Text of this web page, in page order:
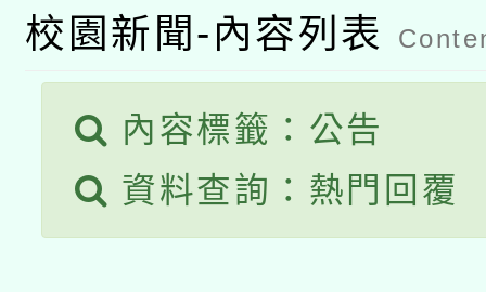
薪期間赴陸應申請許可
轉知經濟部水利署委託
業技術研究院辦理「
用水績優單位及節水達
動」
115年8月22日(星期六
桃園市孔廟祈福系列
開 智慧啟航」
2026年桃園地景藝術
校園新聞-內容列表
內容標籤：公告
資料查詢：熱門回覆